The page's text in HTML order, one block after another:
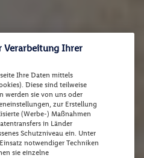
Verarbeitung Ihrer
Ihre Daten mittels
Diese sind teilweise
werden sie von uns oder
zur Erstellung
(Werbe-) Maßnahmen
in Länder
Schutzniveau ein. Unter
notwendiger Techniken
sie einzelne